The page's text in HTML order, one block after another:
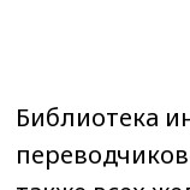
Библиотека